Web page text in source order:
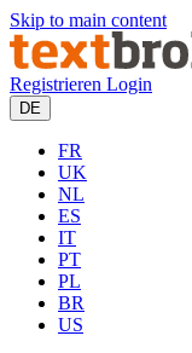
Skip to main content
Registrieren Login
DE
FR
UK
NL
ES
IT
PT
PL
BR
US